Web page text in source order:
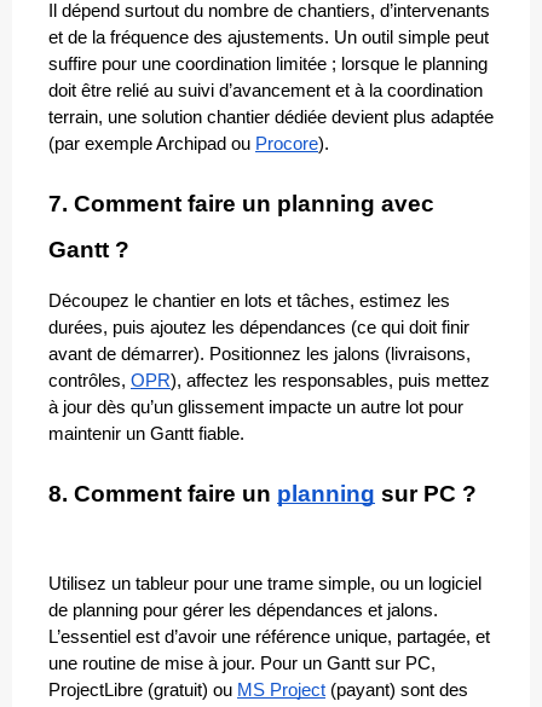
Il dépend surtout du nombre de chantiers, d’intervenants
et de la fréquence des ajustements. Un outil simple peut
suffire pour une coordination limitée ; lorsque le planning
doit être relié au suivi d’avancement et à la coordination
terrain, une solution chantier dédiée devient plus adaptée
(par exemple Archipad ou Procore).
7. Comment faire un planning avec
Gantt ?
Découpez le chantier en lots et tâches, estimez les
durées, puis ajoutez les dépendances (ce qui doit finir
avant de démarrer). Positionnez les jalons (livraisons,
contrôles, OPR), affectez les responsables, puis mettez
à jour dès qu’un glissement impacte un autre lot pour
maintenir un Gantt fiable.
8. Comment faire un planning sur PC ?
Utilisez un tableur pour une trame simple, ou un logiciel
de planning pour gérer les dépendances et jalons.
L’essentiel est d’avoir une référence unique, partagée, et
une routine de mise à jour. Pour un Gantt sur PC,
ProjectLibre (gratuit) ou MS Project (payant) sont des